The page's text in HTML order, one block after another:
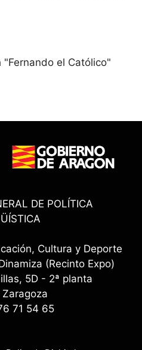
el Católico"
DE POLÍTICA
Cultura y Deporte
(Recinto Expo)
5D - 2ª planta
71 54 65